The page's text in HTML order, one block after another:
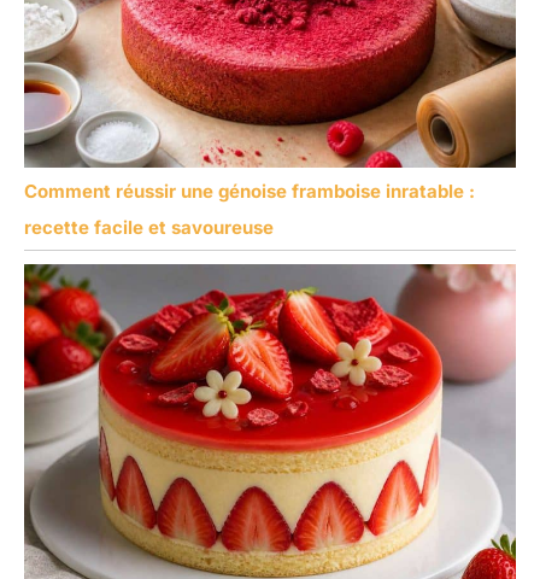
Comment réussir une génoise framboise inratable :
recette facile et savoureuse